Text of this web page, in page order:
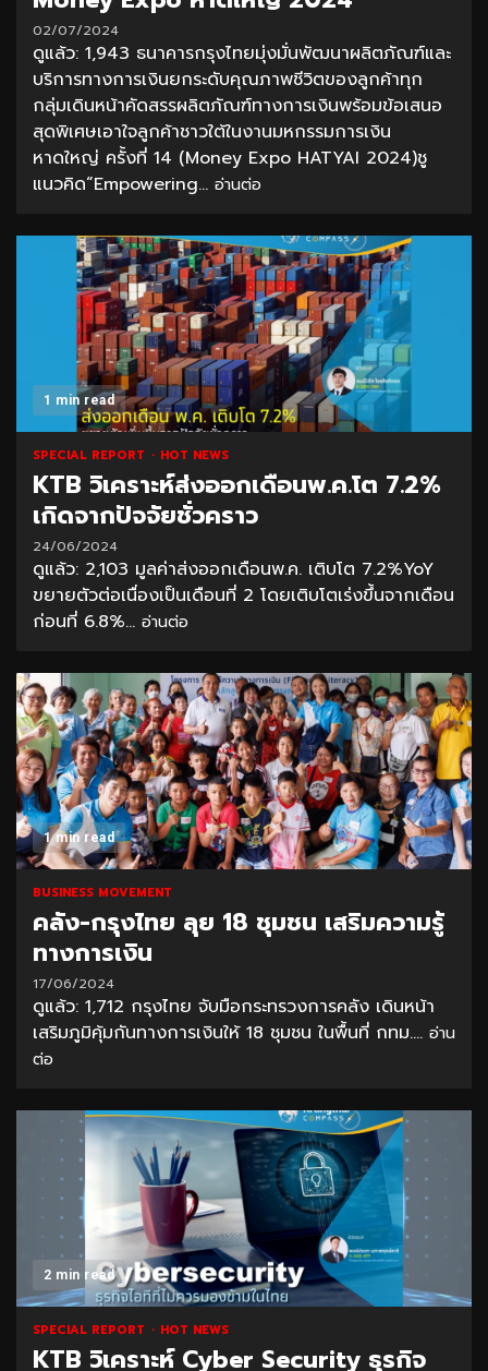
02/07/2024
ดูแล้ว: 1,943 ธนาคารกรุงไทยมุ่งมั่นพัฒนาผลิตภัณฑ์และ
บริการทางการเงินยกระดับคุณภาพชีวิตของลูกค้าทุก
กลุ่มเดินหน้าคัดสรรผลิตภัณฑ์ทางการเงินพร้อมข้อเสนอ
สุดพิเศษเอาใจลูกค้าชาวใต้ในงานมหกรรมการเงิน
หาดใหญ่ ครั้งที่ 14 (Money Expo HATYAI 2024)ชู
แนวคิด“Empowering... อ่านต่อ
1 min read
SPECIAL REPORT HOT NEWS
KTB วิเคราะห์ส่งออกเดือนพ.ค.โต 7.2%
เกิดจากปัจจัยชั่วคราว
24/06/2024
ดูแล้ว: 2,103 มูลค่าส่งออกเดือนพ.ค. เติบโต 7.2%YoY
ขยายตัวต่อเนื่องเป็นเดือนที่ 2 โดยเติบโตเร่งขึ้นจากเดือน
ก่อนที่ 6.8%... อ่านต่อ
1 min read
BUSINESS MOVEMENT
คลัง-กรุงไทย ลุย 18 ชุมชน เสริมความรู้
ทางการเงิน
17/06/2024
ดูแล้ว: 1,712 กรุงไทย จับมือกระทรวงการคลัง เดินหน้า
เสริมภูมิคุ้มกันทางการเงินให้ 18 ชุมชน ในพื้นที่ กทม.... อ่าน
ต่อ
2 min read
SPECIAL REPORT HOT NEWS
KTB วิเคราะห์ Cyber Security ธุรกิจ